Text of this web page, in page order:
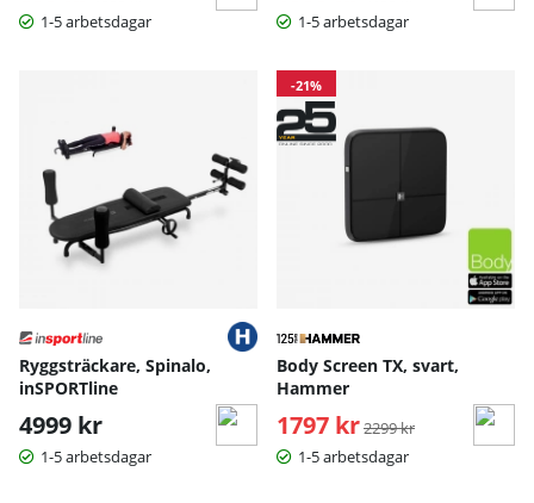
1-5 arbetsdagar
1-5 arbetsdagar
Ryggsträckare, Spinalo,
inSPORTline
4999 kr
1-5 arbetsdagar
-21%
Body Screen TX, svart,
Hammer
1797 kr Ordinarie pris:
2299 kr
1-5 arbetsdagar